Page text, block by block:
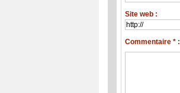
Site web :
Commentaire * :